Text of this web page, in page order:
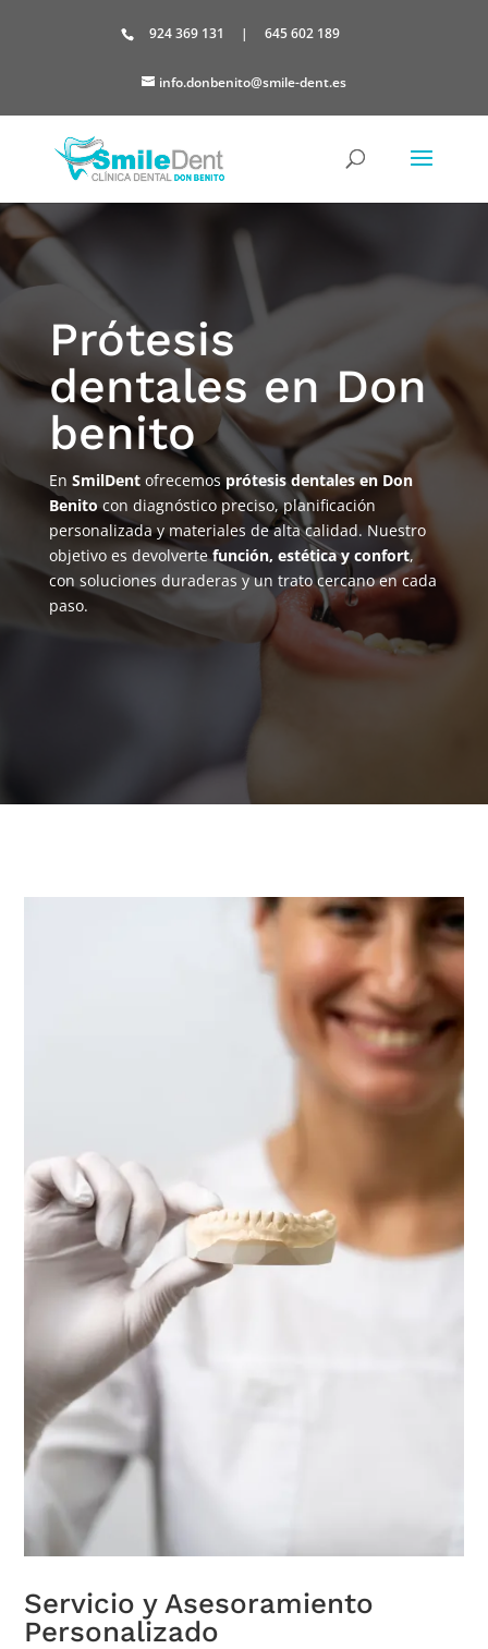
924 369 131 | 645 602 189
info.donbenito@smile-dent.es
Prótesis
dentales en Don
benito
En SmilDentofrecemosprótesis dentales en Don
Benitocon diagnóstico preciso, planificación
personalizada y materiales de alta calidad. Nuestro
objetivo es devolvertefunción, estética y confort,
con soluciones duraderas y un trato cercano en cada
paso.
Servicio y Asesoramiento
Personalizado